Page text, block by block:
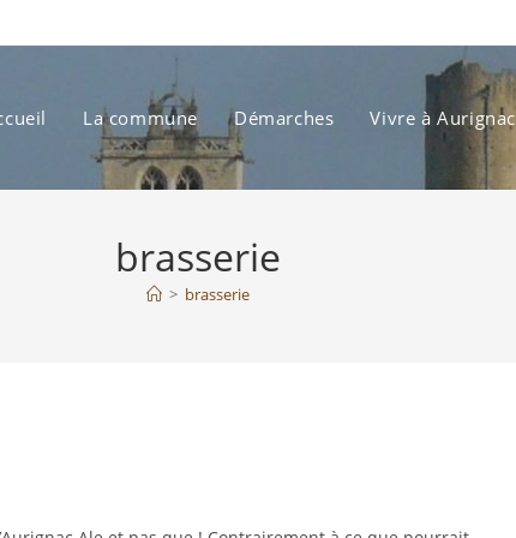
La commune Démarches Vivre à Aurignac
brasserie
> brasserie